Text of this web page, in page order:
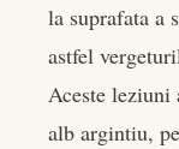
la suprafata a
astfel
Aceste leziuni
alb argintiu,